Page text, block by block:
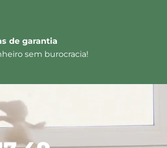
de garantia
sem burocracia!